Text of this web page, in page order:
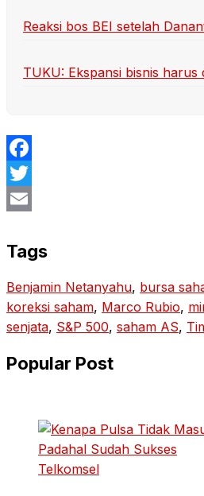
Reaksi bos BEI setelah
TUKU: Ekspansi bisnis harus
Facebook
Twitter
Tags
Benjamin Netanyahu, bursa
koreksi saham, Marco Rubio,
senjata, S&P 500, saham AS,
Popular Post